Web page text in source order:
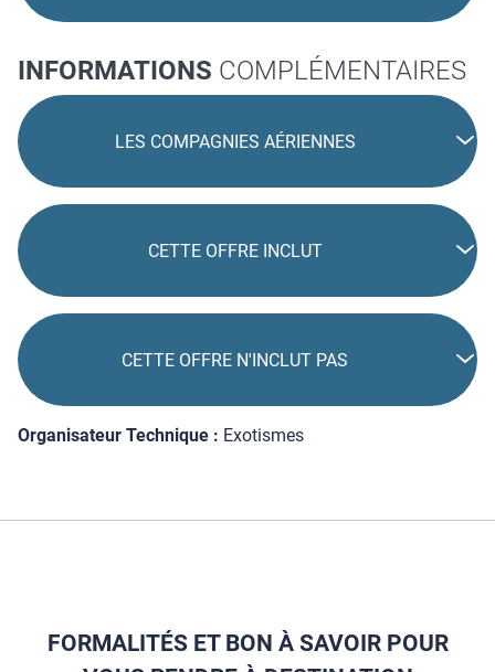
INFORMATIONS COMPLÉMENTAIRES
LES COMPAGNIES AÉRIENNES
CETTE OFFRE INCLUT
CETTE OFFRE N'INCLUT PAS
Organisateur Technique : Exotismes
FORMALITÉS ET BON À SAVOIR POUR